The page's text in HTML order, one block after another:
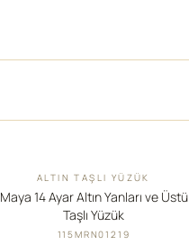
YENIALTIN TAŞLI YÜZÜK
Maya 14 Ayar Altın Yanları ve Üstü
Taşlı Yüzük
115MRN01219